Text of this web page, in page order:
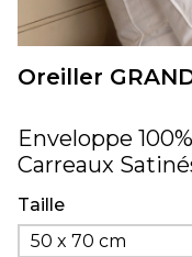
Oreiller
Enveloppe
Carreaux
Taille
50 x 70 cm